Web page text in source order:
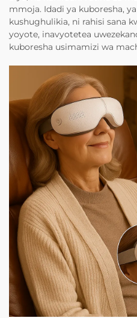
mmoja. Idadi ya kuboresha,
kushughulikia, ni rahisi sana
yoyote, inavyotetea
kuboresha usimamizi wa